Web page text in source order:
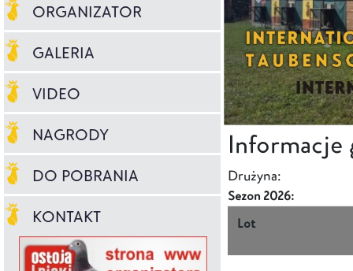
ORGANIZATOR
GALERIA
VIDEO
NAGRODY
DO POBRANIA
KONTAKT
Informacje
Drużyna:
Sezon 2026:
Lot